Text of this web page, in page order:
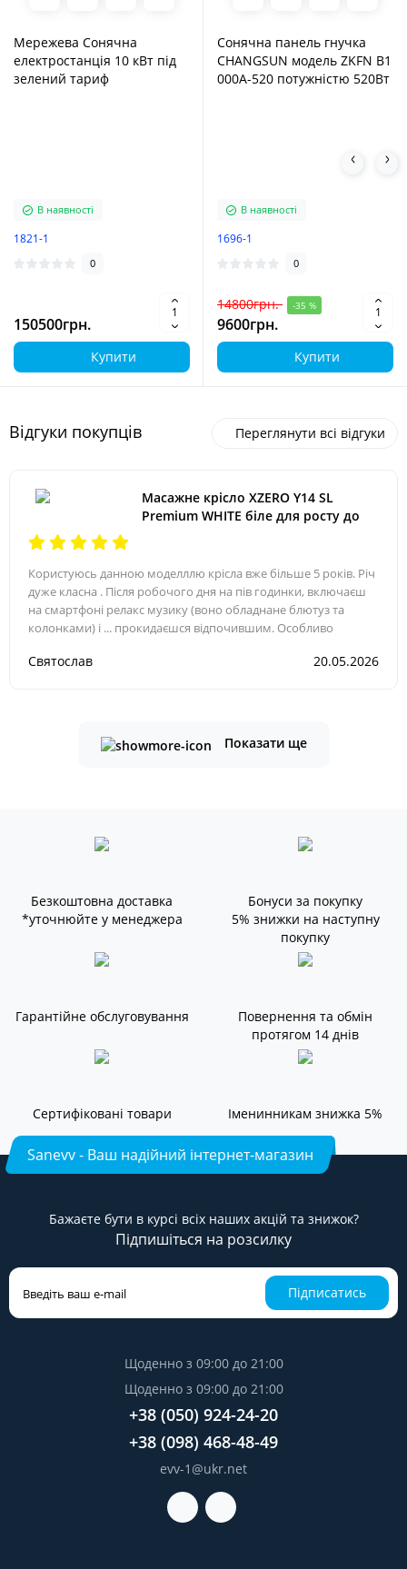
Мережева Сонячна
електростанція 10 кВт під
зелений тариф
В наявності
1821-1
0
150500грн.
Купити
Сонячна панель гнучка
CHANGSUN модель ZKFN B1
000A-520 потужністю 520Вт
В наявності
1696-1
0
14800грн. -35 %
9600грн.
Купити
Відгуки покупців Переглянути всі відгуки
Масажне крісло XZERO Y14 SL
Premium WHITE біле для росту до
Користуюсь данною моделллю крісла вже більше 5 років. Річ
дуже класна . Після робочого дня на пів годинки, включаєш
на смартфоні релакс музику (воно обладнане блютуз та
колонками) і ... прокидаєшся відпочившим. Особливо
Святослав 20.05.2026
Показати ще
Безкоштовна доставка
*уточнюйте у менеджера
Бонуси за покупку
5% знижки на наступну
покупку
Гарантійне обслуговування
Повернення та обмін
протягом 14 днів
Сертифіковані товари Іменинникам знижка 5%
Sanevv - Ваш надійний інтернет-магазин
Бажаєте бути в курсі всіх наших акцій та знижок?
Підпишіться на розсилку
Підписатись
Щоденно з 09:00 до 21:00
Щоденно з 09:00 до 21:00
+38 (050) 924-24-20
+38 (098) 468-48-49
evv-1@ukr.net